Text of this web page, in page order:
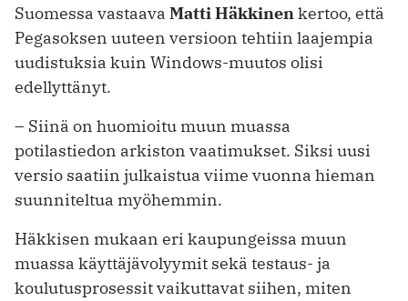
Suomessa vastaava Matti Häkkinen kertoo, että
Pegasoksen uuteen versioon tehtiin laajempia
uudistuksia kuin Windows-muutos olisi
edellyttänyt.
– Siinä on huomioitu muun muassa
potilastiedon arkiston vaatimukset. Siksi uusi
versio saatiin julkaistua viime vuonna hieman
suunniteltua myöhemmin.
Häkkisen mukaan eri kaupungeissa muun
muassa käyttäjävolyymit sekä testaus- ja
koulutusprosessit vaikuttavat siihen, miten